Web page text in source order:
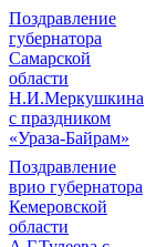
Поздравление
губернатора
Самарской
области
Н.И.Меркушкина
с праздником
«Ураза-Байрам»
Поздравление
врио губернатора
Кемеровской
области